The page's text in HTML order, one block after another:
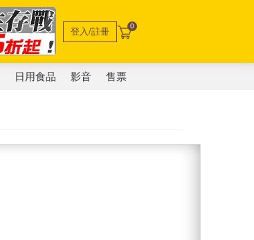
登入/註冊 0
日用食品 影音 售票